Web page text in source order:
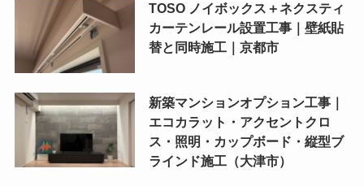
TOSO ノイボックス＋ネクスティ
カーテンレール設置工事｜壁紙貼
替と同時施工｜京都市
新築マンションオプション工事｜
エコカラット・アクセントクロ
ス・照明・カップボード・縦型ブ
ラインド施工（大津市）